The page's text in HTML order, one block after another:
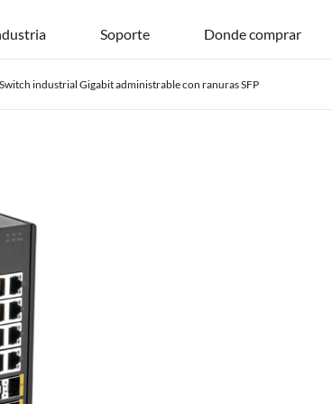
Soporte Donde comprar
industrial Gigabit administrable con ranuras SFP